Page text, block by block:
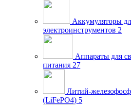
Аккумуляторы
электроинструментов 2
Аппараты для
питания 27
Литий-
(LiFePO4) 5